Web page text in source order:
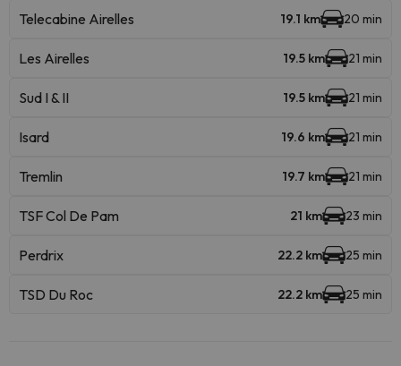
Telecabine Airelles 19.1 km 20 min
Les Airelles 19.5 km 21 min
Sud I & II 19.5 km 21 min
Isard 19.6 km 21 min
Tremlin 19.7 km 21 min
TSF Col De Pam 21 km 23 min
Perdrix 22.2 km 25 min
TSD Du Roc 22.2 km 25 min